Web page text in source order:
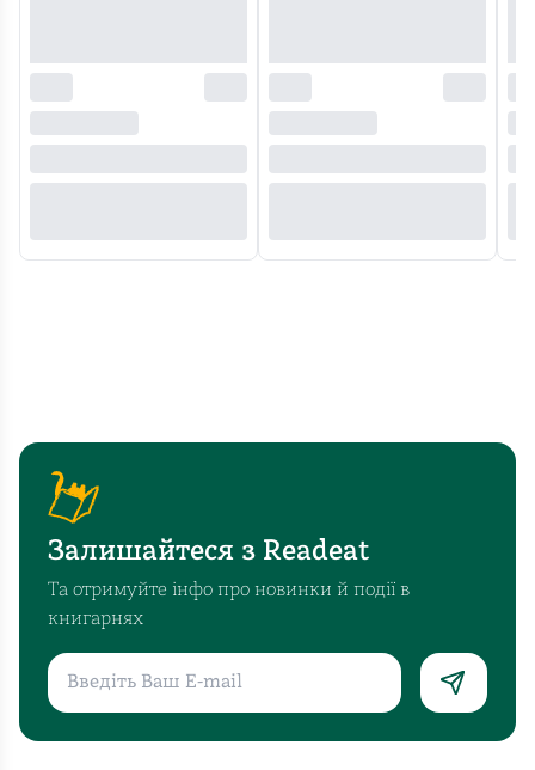
Залишайтеся з Readeat
Та отримуйте інфо про новинки й події в
книгарнях